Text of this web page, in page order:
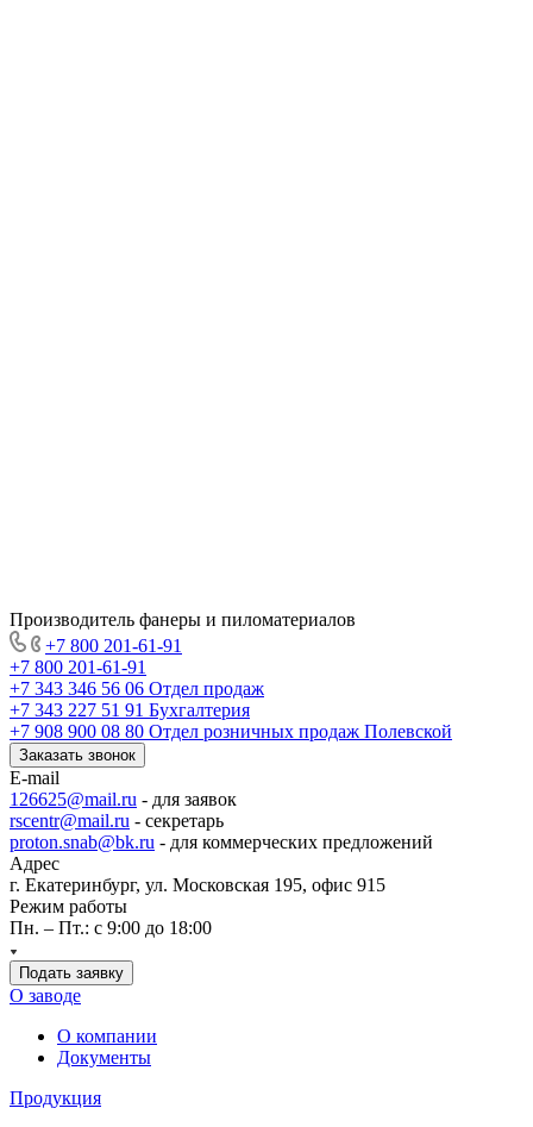
Производитель фанеры и пиломатериалов
+7 800 201-61-91
+7 800 201-61-91
+7 343 346 56 06 Отдел продаж
+7 343 227 51 91 Бухгалтерия
+7 908 900 08 80 Отдел розничных продаж Полевской
Заказать звонок
E-mail
126625@mail.ru - для заявок
rscentr@mail.ru - секретарь
proton.snab@bk.ru - для коммерческих предложений
Адрес
г. Екатеринбург, ул. Московская 195, офис 915
Режим работы
Пн. – Пт.: с 9:00 до 18:00
Подать заявку
О заводе
О компании
Документы
Продукция